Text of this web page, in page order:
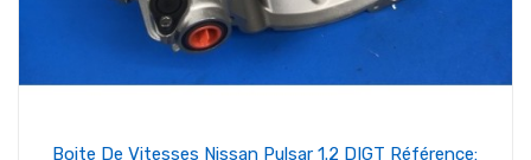
Boite De Vitesses Nissan Pulsar 1.2 DIGT Référence: